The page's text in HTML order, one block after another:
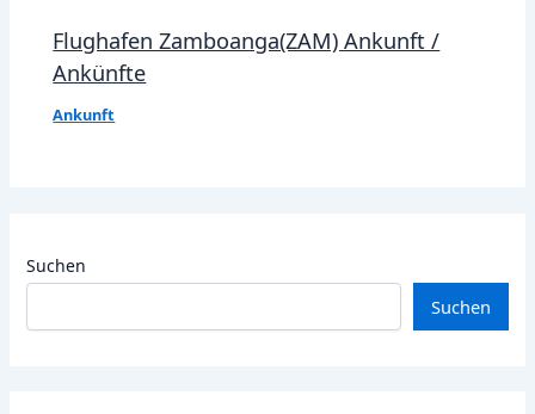
Flughafen Zamboanga(ZAM) Ankunft /
Ankünfte
Ankunft
Suchen
Suchen